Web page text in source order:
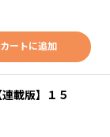
カートに追加
載版】１５